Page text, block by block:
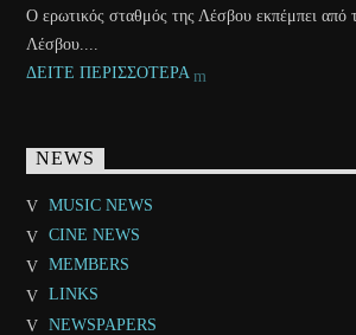
Ο ερωτικός σταθμός της Λέσβου εκπέμπει από
Λέσβου....
ΔΕΙΤΕ ΠΕΡΙΣΣΟΤΕΡΑ
NEWS
MUSIC NEWS
CINE NEWS
MEMBERS
LINKS
NEWSPAPERS